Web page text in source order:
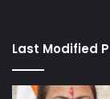
Last Modified